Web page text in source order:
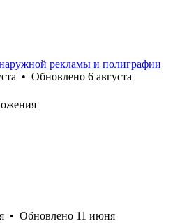
рекламы и полиграфии
• Обновлено 6 августа
• Обновлено 11 июня